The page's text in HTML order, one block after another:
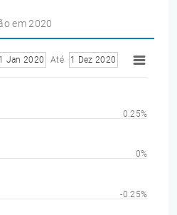
em 2020
1 Jan 2020 Até 1 Dez 2020
-0.25%
0%
0.25%